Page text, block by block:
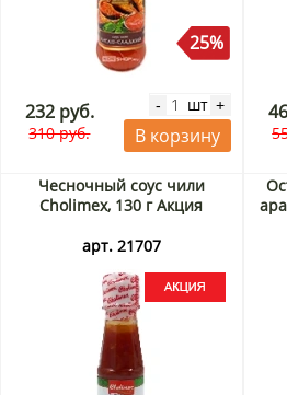
25%
232 руб.
310 руб.
- шт +
В корзину
Чесночный соус чили
Cholimex, 130 г Акция
арт. 21707